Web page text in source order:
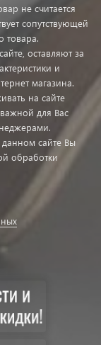
не считается
сопутствующей
товара.
оставляют за
и
магазина.
на сайте
для Вас
сайте Вы
обработки